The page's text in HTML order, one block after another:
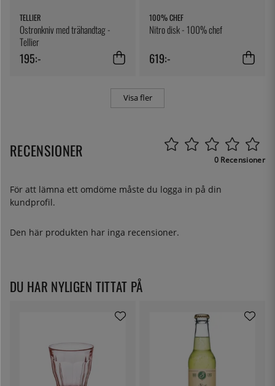
TELLIER
Ostronkniv med trähandtag -
Tellier
195:-
100% CHEF
Nitro disk - 100% chef
619:-
Visa fler
RECENSIONER 0 Recensioner
För att lämna ett omdöme måste du logga in på din
kundprofil.
Den här produkten har inga recensioner.
DU HAR NYLIGEN TITTAT PÅ